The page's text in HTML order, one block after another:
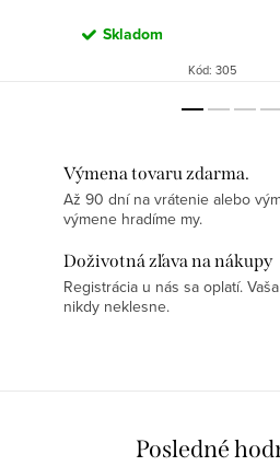
Skladom
Kód: 305
Výmena tovaru zdarma.
Až 90 dní na vrátenie alebo
výmene hradíme my.
Doživotná zľava na nákupy
Registrácia u nás sa oplatí.
nikdy neklesne.
Posledné